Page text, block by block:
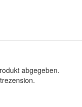
abgegeben.
.